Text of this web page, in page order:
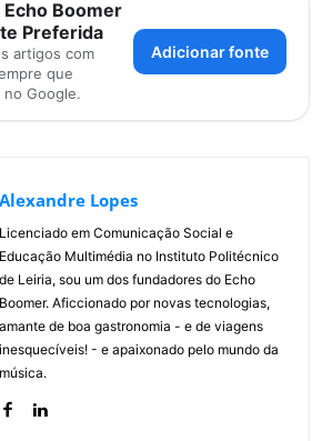
Echo Boomer
Preferida
artigos com
que
no Google.
Adicionar fonte
Alexandre Lopes
Licenciado em Comunicação Social e
Educação Multimédia no Instituto Politécnico
de Leiria, sou um dos fundadores do Echo
Boomer. Aficcionado por novas tecnologias,
amante de boa gastronomia - e de viagens
inesquecíveis! - e apaixonado pelo mundo da
música.